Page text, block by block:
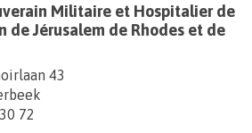
Militaire et Hospitalier de
de Jérusalem de Rhodes et de
43
72